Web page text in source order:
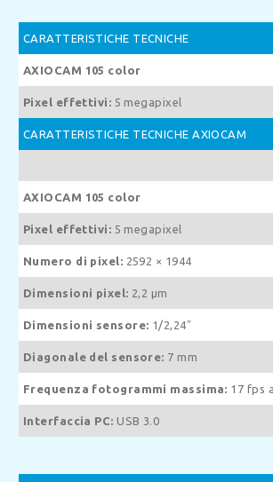
CARATTERISTICHE TECNICHE
AXIOCAM 105 color
Pixel effettivi: 5 megapixel
CARATTERISTICHE TECNICHE AXIOCAM
AXIOCAM 105 color
Pixel effettivi: 5 megapixel
Numero di pixel: 2592 × 1944
Dimensioni pixel: 2,2 μm
Dimensioni sensore: 1/2,24″
Diagonale del sensore: 7 mm
Frequenza fotogrammi massima: 17 fps
Interfaccia PC: USB 3.0